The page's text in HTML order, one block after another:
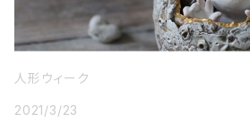
人形ウィーク
2021/3/23